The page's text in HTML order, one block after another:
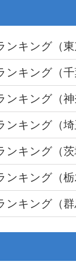
ンキング（東
ンキング（千
ンキング（神
ンキング（埼
ンキング（茨
ンキング（栃
ンキング（群